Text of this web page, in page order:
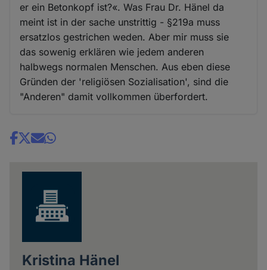
er ein Betonkopf ist?«. Was Frau Dr. Hänel da
meint ist in der sache unstrittig - §219a muss
ersatzlos gestrichen weden. Aber mir muss sie
das sowenig erklären wie jedem anderen
halbwegs normalen Menschen. Aus eben diese
Gründen der 'religiösen Sozialisation', sind die
"Anderen" damit vollkommen überfordert.
Share
Kristina Hänel